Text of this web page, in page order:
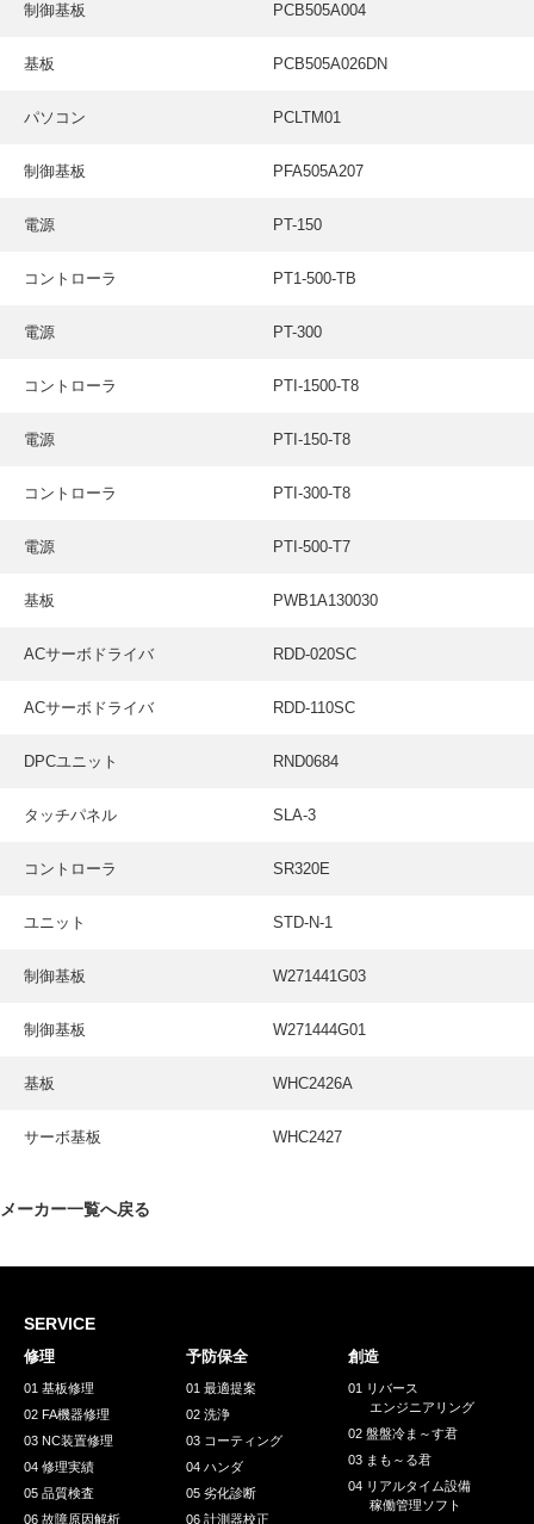
制御基板 PCB505A004
基板 PCB505A026DN
パソコン PCLTM01
制御基板 PFA505A207
電源 PT-150
コントローラ PT1-500-TB
電源 PT-300
コントローラ PTI-1500-T8
電源 PTI-150-T8
コントローラ PTI-300-T8
電源 PTI-500-T7
基板 PWB1A130030
ACサーボドライバ RDD-020SC
ACサーボドライバ RDD-110SC
DPCユニット RND0684
タッチパネル SLA-3
コントローラ SR320E
ユニット STD-N-1
制御基板 W271441G03
制御基板 W271444G01
基板 WHC2426A
サーボ基板 WHC2427
メーカー一覧へ戻る
SERVICE
修理
01 基板修理
02 FA機器修理
03 NC装置修理
04 修理実績
05 品質検査
06 故障原因解析
予防保全
01 最適提案
02 洗浄
03 コーティング
04 ハンダ
05 劣化診断
06 計測器校正
創造
01 リバース
エンジニアリング
02 盤盤冷ま～す君
03 まも～る君
04 リアルタイム設備
稼働管理ソフト